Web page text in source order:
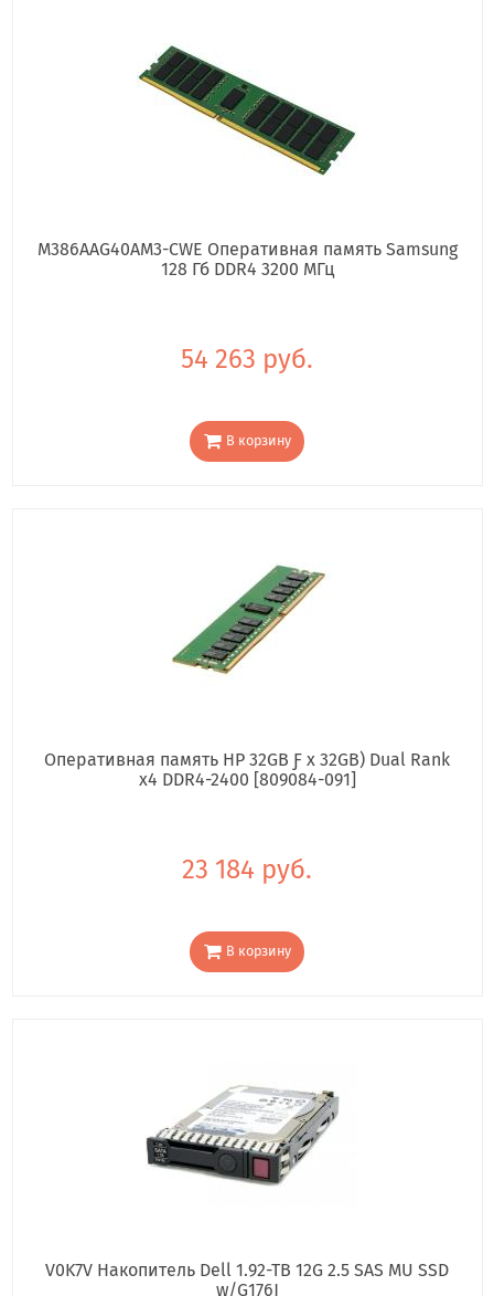
M386AAG40AM3-CWE Оперативная память Samsung
128 Гб DDR4 3200 МГц
54 263 руб.
В корзину
Оперативная память HP 32GB Ƒ x 32GB) Dual Rank
x4 DDR4-2400 [809084-091]
23 184 руб.
В корзину
V0K7V Накопитель Dell 1.92-TB 12G 2.5 SAS MU SSD
w/G176J